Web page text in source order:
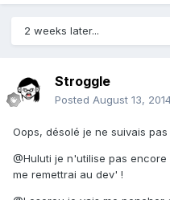
2 weeks later...
Stroggle
Posted August 13,
Oops, désolé je ne suivais
@Huluti je n'utilise pas
me remettrai au dev' !